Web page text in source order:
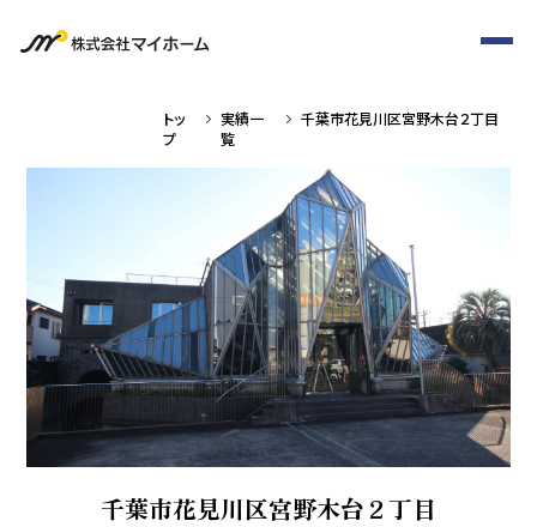
トッ
プ
実績一
覧
千葉市花見川区宮野木台２丁目
千葉市花見川区宮野木台２丁目